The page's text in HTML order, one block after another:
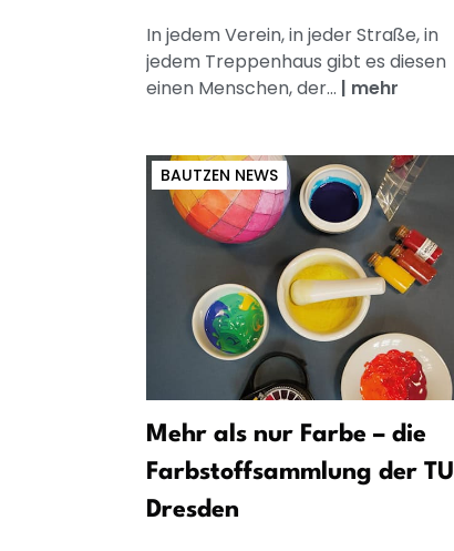
In jedem Verein, in jeder Straße, in
jedem Treppenhaus gibt es diesen
einen Menschen, der... | mehr
BAUTZEN NEWS
Mehr als nur Farbe – die
Farbstoffsammlung der TU
Dresden